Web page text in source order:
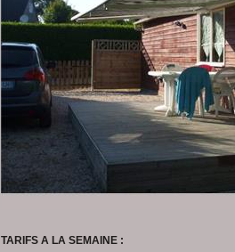
TARIFS A LA SEMAINE :